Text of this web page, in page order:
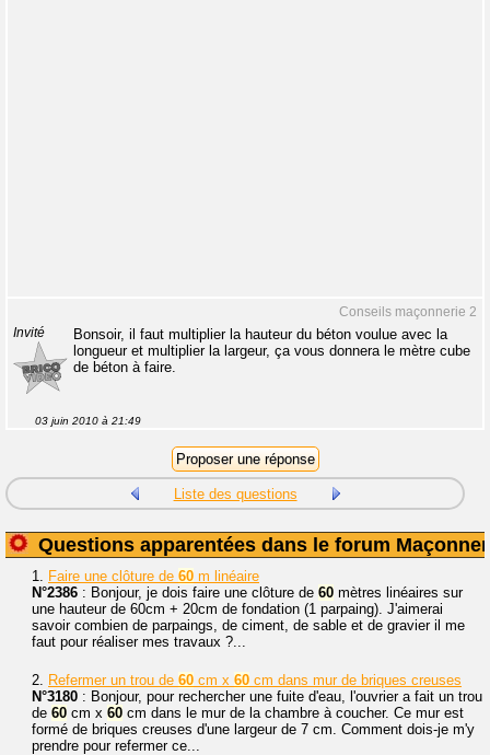
Conseils maçonnerie 2
Invité
Bonsoir, il faut multiplier la hauteur du béton voulue avec la
longueur et multiplier la largeur, ça vous donnera le mètre cube
de béton à faire.
03 juin 2010 à 21:49
Liste des questions
Questions apparentées dans le forum
1. Faire une clôture de 60 m linéaire
N°2386 : Bonjour, je dois faire une clôture de 60 mètres linéaires sur
une hauteur de 60cm + 20cm de fondation (1 parpaing). J'aimerai
savoir combien de parpaings, de ciment, de sable et de gravier il me
faut pour réaliser mes travaux ?...
2. Refermer un trou de 60 cm x 60 cm dans mur de briques creuses
N°3180 : Bonjour, pour rechercher une fuite d'eau, l'ouvrier a fait un trou
de 60 cm x 60 cm dans le mur de la chambre à coucher. Ce mur est
formé de briques creuses d'une largeur de 7 cm. Comment dois-je m'y
prendre pour refermer ce...